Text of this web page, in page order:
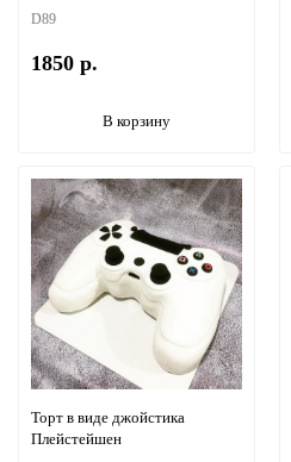
D89
1850 р.
В корзину
Торт в виде джойстика
Плейстейшен